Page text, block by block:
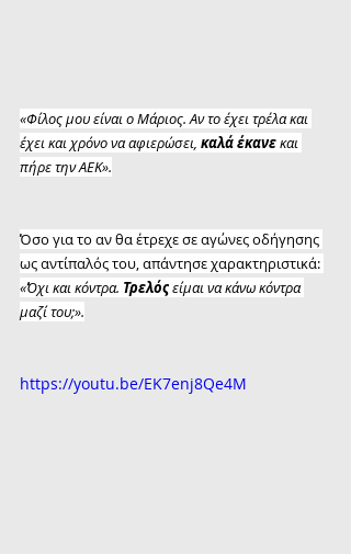
«Φίλος μου είναι ο Μάριος. Αν το έχει τρέλα και
έχει και χρόνο να αφιερώσει, καλά έκανε και
πήρε την ΑΕΚ».
Όσο για το αν θα έτρεχε σε αγώνες οδήγησης
ως αντίπαλός του, απάντησε χαρακτηριστικά:
«Όχι και κόντρα. Τρελός είμαι να κάνω κόντρα
μαζί του;».
https://youtu.be/EK7enj8Qe4M